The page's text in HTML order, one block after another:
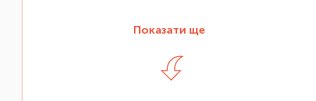
Показати ще